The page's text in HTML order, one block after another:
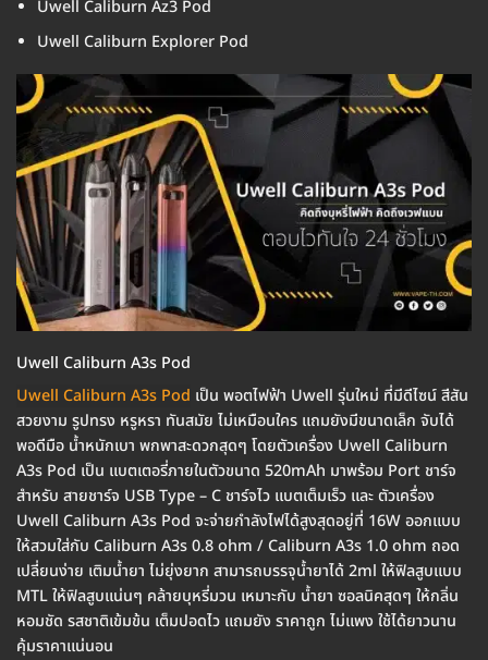
Uwell Caliburn Az3 Pod
Uwell Caliburn Explorer Pod
Uwell Caliburn A3s Pod
Uwell Caliburn A3s Pod เป็น พอตไฟฟ้า Uwell รุ่นใหม่ ที่มีดีไซน์ สีสัน
สวยงาม รูปทรง หรูหรา ทันสมัย ไม่เหมือนใคร แถมยังมีขนาดเล็ก จับได้
พอดีมือ น้ำหนักเบา พกพาสะดวกสุดๆ โดยตัวเครื่อง Uwell Caliburn
A3s Pod เป็น แบตเตอรี่ภายในตัวขนาด 520mAh มาพร้อม Port ชาร์จ
สำหรับ สายชาร์จ USB Type – C ชาร์จไว แบตเต็มเร็ว และ ตัวเครื่อง
Uwell Caliburn A3s Pod จะจ่ายกำลังไฟได้สูงสุดอยู่ที่ 16W ออกแบบ
ให้สวมใส่กับ Caliburn A3s 0.8 ohm / Caliburn A3s 1.0 ohm ถอด
เปลี่ยนง่าย เติมน้ำยา ไม่ยุ่งยาก สามารถบรรจุน้ำยาได้ 2ml ให้ฟิลสูบแบบ
MTL ให้ฟิลสูบแน่นๆ คล้ายบุหรี่มวน เหมาะกับ น้ำยา ซอลนิคสุดๆ ให้กลิ่น
หอมชัด รสชาติเข้มข้น เต็มปอดไว แถมยัง ราคาถูก ไม่แพง ใช้ได้ยาวนาน
คุ้มราคาแน่นอน